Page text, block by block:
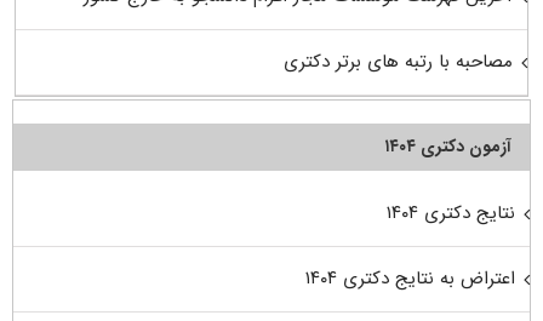
مصاحبه با رتبه های برتر دکتری
آزمون دکتری ۱۴۰۴
نتایج دکتری ۱۴۰۴
اعتراض به نتایج دکتری ۱۴۰۴